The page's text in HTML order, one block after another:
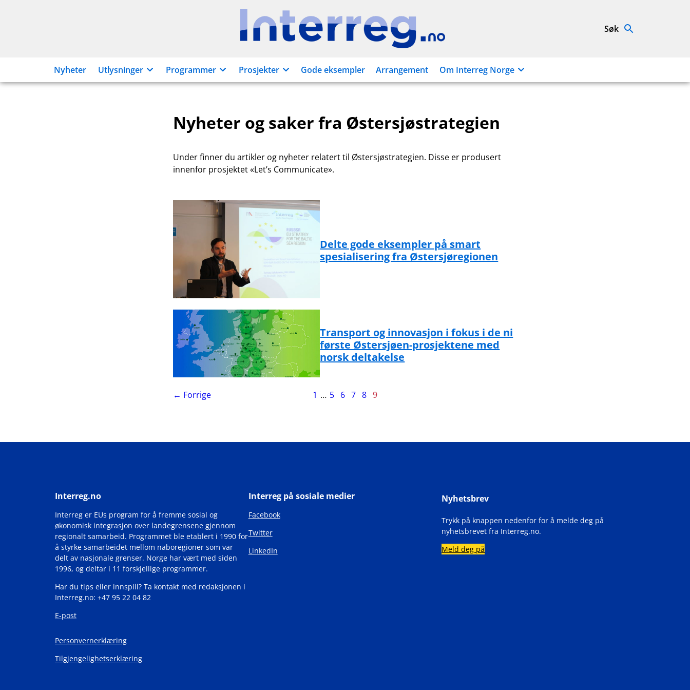
Interreg.no Søk
Nyheter Utlysninger Programmer Prosjekter Gode eksempler Arrangement Om Interreg Norge
Nyheter og saker fra Østersjøstrategien
Under finner du artikler og nyheter relatert til Østersjøstrategien. Disse er produsert
innenfor prosjektet «Let’s Communicate».
Delte gode eksempler på smart
spesialisering fra Østersjøregionen
Transport og innovasjon i fokus i de ni
første Østersjøen-prosjektene med
norsk deltakelse
← Forrigeside 1 … 5 6 7 8 9
Interreg.no
Interreg er EUs program for å fremme sosial og
økonomisk integrasjon over landegrensene gjennom
regionalt samarbeid. Programmet ble etablert i 1990 for
å styrke samarbeidet mellom naboregioner som var
delt av nasjonale grenser. Norge har vært med siden
1996, og deltar i 11 forskjellige programmer.
Har du tips eller innspill? Ta kontakt med redaksjonen i
Interreg.no: +47 95 22 04 82
E-post
Interreg på sosiale medier
Facebook
Twitter
LinkedIn
Nyhetsbrev
Trykk på knappen nedenfor for å melde deg på
nyhetsbrevet fra Interreg.no.
Meld deg på
Personvernerklæring
Tilgjengelighetserklæring